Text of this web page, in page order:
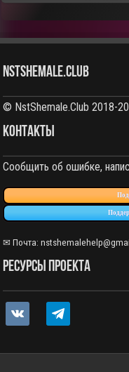
NstShemale.Club
© NstShemale.Club 2018-
КОНТАКТЫ
Сообщить об ошибке,
✉ Почта:
РЕСУРСЫ ПРОЕКТА
vkontakte telegram